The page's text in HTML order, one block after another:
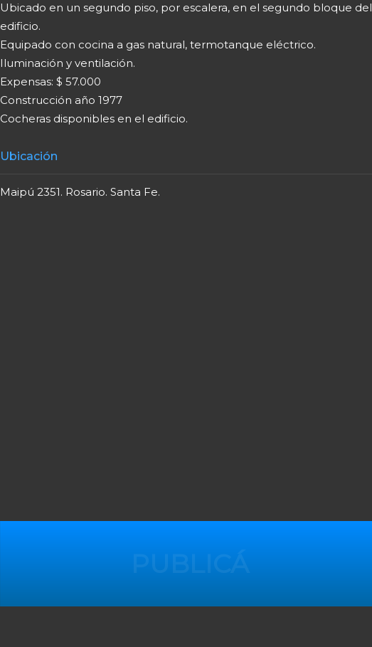
Ubicado en un segundo piso, por escalera, en el segundo bloque del
edificio.
Equipado con cocina a gas natural, termotanque eléctrico.
Iluminación y ventilación.
Expensas: $ 57.000
Construcción año 1977
Cocheras disponibles en el edificio.
Ubicación
Maipú 2351. Rosario. Santa Fe.